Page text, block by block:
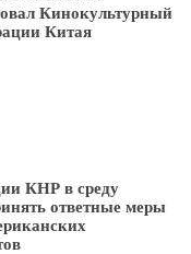
Кинокультурный
Китая
КНР в среду
ответные меры